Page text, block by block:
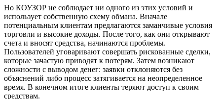
Но КОУЗОР не соблюдает ни одного из этих условий и
использует собственную схему обмана. Вначале
потенциальным клиентам предлагаются заманчивые условия
торговли и высокие доходы. После того, как они открывают
счета и вносят средства, начинаются проблемы.
Пользователей уговаривают совершать рискованные сделки,
которые зачастую приводят к потерям. Затем возникают
сложности с выводом денег: заявки отклоняются без
объяснений либо процесс затягивается на неопределенное
время. В конечном итоге клиенты теряют доступ к своим
средствам.